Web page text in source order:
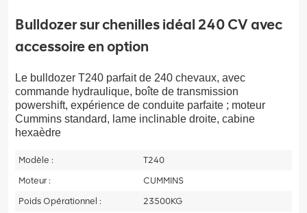
Bulldozer sur chenilles idéal 240 CV avec
accessoire en option
Le bulldozer T240 parfait de 240 chevaux, avec
commande hydraulique, boîte de transmission
powershift, expérience de conduite parfaite ; moteur
Cummins standard, lame inclinable droite, cabine
hexaèdre
Modèle :
T240
Moteur :
CUMMINS
Poids Opérationnel :
23500KG